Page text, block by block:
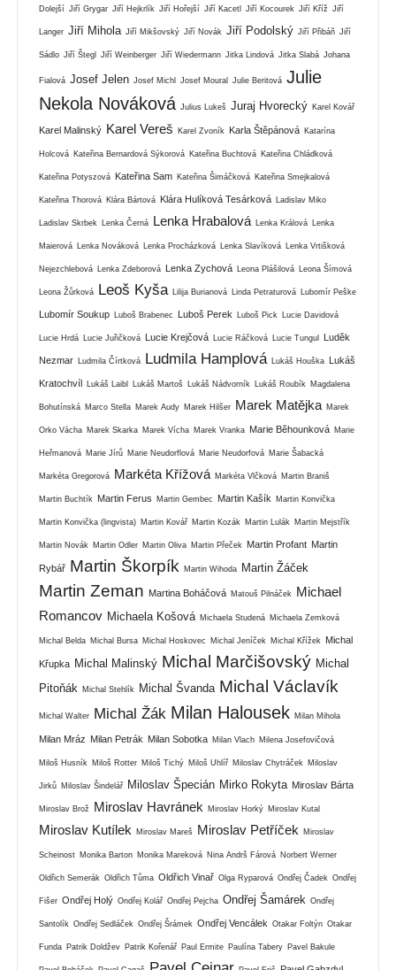
Dolejší Jiří Grygar Jiří Hejkrlík Jiří Hořejší Jiří Kacetl Jiří Kocourek Jiří Kříž Jiří
Langer Jiří Mihola Jiří Mikšovský Jiří Novák Jiří Podolský Jiří Přibáň Jiří
Sádlo Jiří Štegl Jiří Weinberger Jiří Wiedermann Jitka Lindová Jitka Slabá Johana
Fialová Josef Jelen Josef Michl Josef Moural Julie Beritová Julie
Nekola Nováková Julius Lukeš Juraj Hvorecký Karel Kovář
Karel Malinský Karel Vereš Karel Zvoník Karla Štěpánová Katarína
Holcová Kateřina Bernardová Sýkorová Kateřina Buchtová Kateřina Chládková
Kateřina Potyszová Kateřina Sam Kateřina Šimáčková Kateřina Smejkalová
Kateřina Thorová Klára Bártová Klára Hulíková Tesárková Ladislav Miko
Ladislav Skrbek Lenka Černá Lenka Hrabalová Lenka Králová Lenka
Maierová Lenka Nováková Lenka Procházková Lenka Slavíková Lenka Vrtišková
Nejezchlebová Lenka Zdeborová Lenka Zychová Leona Plášilová Leona Šímová
Leona Žůrková Leoš Kyša Lilija Burianová Linda Petraturová Lubomír Peške
Lubomír Soukup Luboš Brabenec Luboš Perek Luboš Pick Lucie Davidová
Lucie Hrdá Lucie Juřičková Lucie Krejčová Lucie Ráčková Lucie Tungul Luděk
Nezmar Ludmila Čírtková Ludmila Hamplová Lukáš Houška Lukáš
Kratochvíl Lukáš Laibl Lukáš Martoš Lukáš Nádvorník Lukáš Roubík Magdalena
Bohutínská Marco Stella Marek Audy Marek Hilšer Marek Matějka Marek
Orko Vácha Marek Skarka Marek Vícha Marek Vranka Marie Běhounková Marie
Heřmanová Marie Jírů Marie Neudorflová Marie Neudorfová Marie Šabacká
Markéta Gregorová Markéta Křížová Markéta Vlčková Martin Braniš
Martin Buchtík Martin Ferus Martin Gembec Martin Kašík Martin Konvička
Martin Konvička (lingvista) Martin Kovář Martin Kozák Martin Lulák Martin Mejstřík
Martin Novák Martin Odler Martin Oliva Martin Přeček Martin Profant Martin
Rybář Martin Škorpík Martin Wihoda Martin Žáček
Martin Zeman Martina Boháčová Matouš Pilnáček Michael
Romancov Michaela Košová Michaela Studená Michaela Zemková
Michal Belda Michal Bursa Michal Hoskovec Michal Jeníček Michal Křížek Michal
Křupka Michal Malinský Michal Marčišovský Michal
Pitoňák Michal Stehlík Michal Švanda Michal Václavík
Michal Walter Michal Žák Milan Halousek Milan Mihola
Milan Mráz Milan Petrák Milan Sobotka Milan Vlach Milena Josefovičová
Miloš Husník Miloš Rotter Miloš Tichý Miloš Uhlíř Miloslav Chytráček Miloslav
Jirků Miloslav Šindelář Miloslav Špecián Mirko Rokyta Miroslav Bárta
Miroslav Brož Miroslav Havránek Miroslav Horký Miroslav Kutal
Miroslav Kutílek Miroslav Mareš Miroslav Petříček Miroslav
Scheinost Monika Barton Monika Mareková Nina Andrš Fárová Norbert Werner
Oldřich Semerák Oldřich Tůma Oldřich Vinař Olga Ryparová Ondřej Čadek Ondřej
Fišer Ondřej Holý Ondřej Kolář Ondřej Pejcha Ondřej Šamárek Ondřej
Santolík Ondřej Sedláček Ondřej Šrámek Ondřej Vencálek Otakar Foltýn Otakar
Funda Patrik Doldžev Patrik Kořenář Paul Ermite Paulína Tabery Pavel Bakule